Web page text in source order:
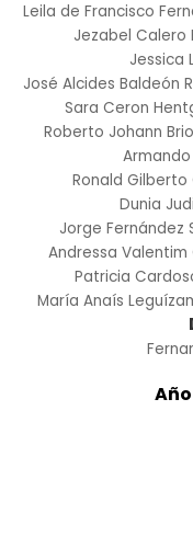
Leila de Francisco
Jezabel Calero
Jessica
José Alcides Baldeón
Sara Ceron
Roberto Johann
Ronald
Dunia
Jorge Fernández
Andressa Valentim
Patricia
María Anaís